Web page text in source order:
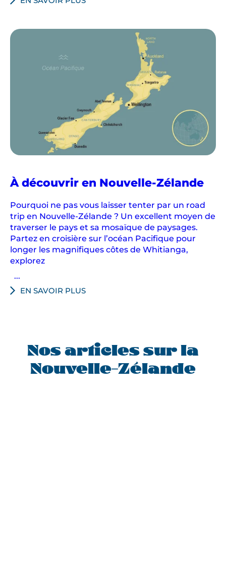
À découvrir en Nouvelle-Zélande
Pourquoi ne pas vous laisser tenter par un road
trip en Nouvelle-Zélande ? Un excellent moyen de
traverser le pays et sa mosaïque de paysages.
Partez en croisière sur l’océan Pacifique pour
longer les magnifiques côtes de Whitianga,
explorez
...
EN SAVOIR PLUS
Nos articles sur la
Nouvelle-Zélande